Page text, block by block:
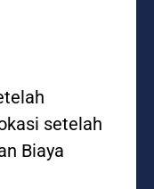
setelah
Biaya